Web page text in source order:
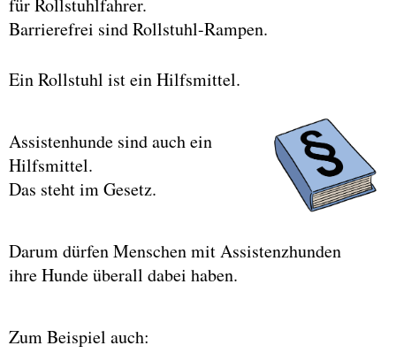
Barrierefrei sind Rollstuhl-Rampen.
Ein Rollstuhl ist ein Hilfsmittel.
Assistenhunde sind auch ein
Hilfsmittel.
Das steht im Gesetz.
Darum dürfen Menschen mit Assistenzhunden
ihre Hunde überall dabei haben.
Zum Beispiel auch: